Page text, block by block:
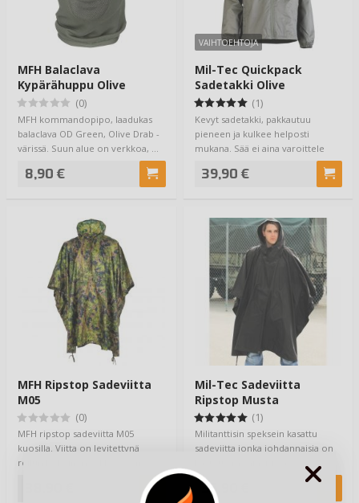
MFH Balaclava
Kypärähuppu Olive
(0)
MFH kommandopipo, laadukas
balaclava OD Green, Olive Drab -
värissä. Suun alue on verkkoa, …
8,90 €
VAIHTOEHTOJA
Mil-Tec Quickpack
Sadetakki Olive
(1)
Kevyt sadetakki, pakkautuu
pieneen ja kulkee helposti
mukana. Sää ei aina varoittele
39,90 €
MFH Ripstop Sadeviitta
M05
(0)
MFH ripstop sadeviitta M05
kuosilla. Viitta on levitettynä
reilun kokoinen, 144 x 233cm,
Mil-Tec Sadeviitta
Ripstop Musta
(1)
Militanttisin speksein kasattu
sadeviitta jonka johdannaisia on
konfrontaatioi…
35,90 €